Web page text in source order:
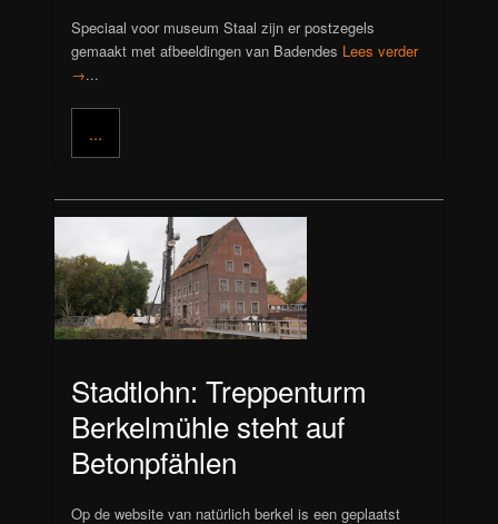
Speciaal voor museum Staal zijn er postzegels
gemaakt met afbeeldingen van Badendes Lees verder
→...
...
Stadtlohn: Treppenturm
Berkelmühle steht auf
Betonpfählen
Op de website van natürlich berkel is een geplaatst